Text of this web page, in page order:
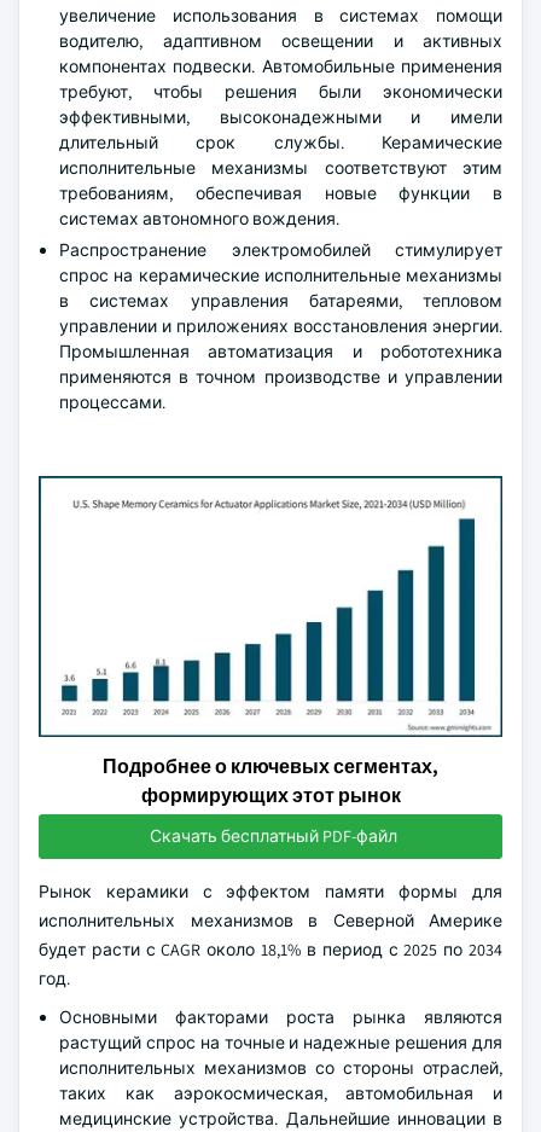
увеличение использования в системах помощи
водителю, адаптивном освещении и активных
компонентах подвески. Автомобильные применения
требуют, чтобы решения были экономически
эффективными, высоконадежными и имели
длительный срок службы. Керамические
исполнительные механизмы соответствуют этим
требованиям, обеспечивая новые функции в
системах автономного вождения.
Распространение электромобилей стимулирует
спрос на керамические исполнительные механизмы
в системах управления батареями, тепловом
управлении и приложениях восстановления энергии.
Промышленная автоматизация и робототехника
применяются в точном производстве и управлении
процессами.
Подробнее о ключевых сегментах,
формирующих этот рынок
Скачать бесплатный PDF-файл
Рынок керамики с эффектом памяти формы для
исполнительных механизмов в Северной Америке
будет расти с CAGR около 18,1% в период с 2025 по 2034
год.
Основными факторами роста рынка являются
растущий спрос на точные и надежные решения для
исполнительных механизмов со стороны отраслей,
таких как аэрокосмическая, автомобильная и
медицинские устройства. Дальнейшие инновации в